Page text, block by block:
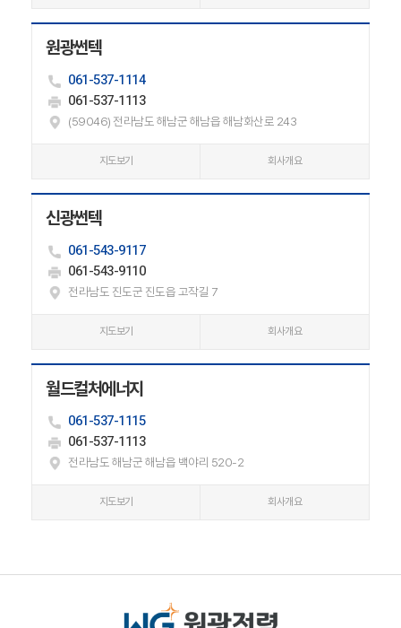
원광썬텍
061-537-1114
061-537-1113
(59046) 전라남도 해남군 해남읍 해남화산로 243
지도보기 회사개요
신광썬텍
061-543-9117
061-543-9110
전라남도 진도군 진도읍 고작길 7
지도보기 회사개요
월드컬처에너지
061-537-1115
061-537-1113
전라남도 해남군 해남읍 백야리 520-2
지도보기 회사개요